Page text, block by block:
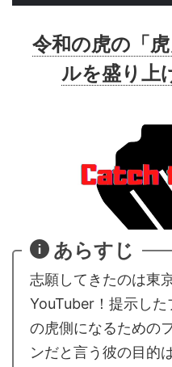
令和の虎の「
ルを盛り上
あらすじ
志願してきたのは東
YouTuber！提示し
の虎側になるための
ンだと言う彼の目的